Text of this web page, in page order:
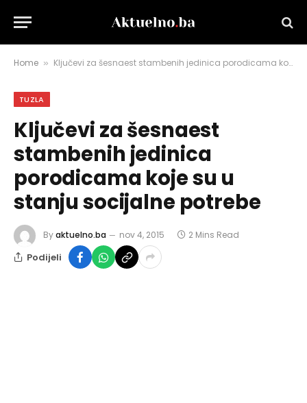
Home » Ključevi za šesnaest stambenih jedinica porodicama koje su u stanju socijalne potrebe
TUZLA
Ključevi za šesnaest
stambenih jedinica
porodicama koje su u
stanju socijalne potrebe
Byaktuelno.ba nov 4, 2015 2 Mins Read
Podijeli